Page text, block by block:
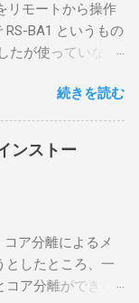
リモートから操作
BA1 というもの
たが使っていなか
から操作できる無
使ってみること
アだから簡単に動
っともそんなに
要である ICOMの
るIC-7300を使
PC。 今
続きを読む
ンストー
ア分離によるメ
としたところ、一
ア分離ができな